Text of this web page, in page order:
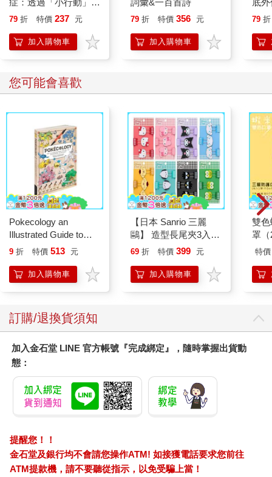
泰維說：「妳不能假設所有人的頭髮都會變油，就像我們都知道
妳的頭髮在夏天會變得很噁。」
索西走進來說道：「如果她有洗頭，就不會很油了。」她用手臂
摟住凱莉，拉近一聞。「阿妹，妳的頭聞起來好臭。我怎麼會養
「有其母必有其女。」泰維回話，被索西敲了一記頭。
「只因為我是媽媽的女兒，就假設我像她一樣，」凱莉質問，
泰維闔上書本，狠狠砸在凱莉的側身，凱莉將粗糙的指甲掐進泰
維的手臂，索西被迫出手制止她們兩人，並開始用高棉語大聲責
罵。母親緊緊抓住自己的手腕時，凱莉從眼角餘光中看到，那個
男人從窗前轉過身，直視著她們。正如她父親過去常說的，她們
三人都是性急又魯莽的人。男人的臉上似乎帶著不滿，這一刻，
她真希望自己是隱形人。
索西仍然抓著女兒們的手，將她們拉向廚房的擺動門。「快來幫
我給甜甜圈塗上糖料，」她命令道。「我受夠什麼都自己一個人
做了！」
「不能就這樣把他留在座位區。」凱莉咬緊牙關抗議。
索西看了一眼那位男人。「沒事，」她說，「他是高棉人。」
「我自己會走，不要拉我。」泰維掙脫了母親的束縛，但為時已
晚，她們已經置身廚房，被濃重的酵母味和烤箱裡燃燒的熱氣圍
索西、泰維和凱莉站在廚房中島周圍。一盤盤新鮮炸好的麵糰，
呈金黃酥脆、裸露，放置於糖料旁。索西拿起一個甜甜圈，浸入
糖料再舉到空中，白色的液體隨之滴下。
凱莉看著廚房的門。「要是他這段期間都沒盯著窗戶看，怎麼
「要同時做這兩件事，也不是不可能。」泰維回答，兩隻手各拿
起一個甜甜圈浸入糖料中。
「那也太可怕了吧。」凱莉說道，心中不禁綻放出一股興奮感。
凱莉嘆了口氣，認命地拿起甜甜圈幹活。
開大腦的行動開關，懶
的37個科學方法
79 折 特價 237 元
加入購物車
79 折 特價 356 元
加入購物車
79 折
您可能會喜歡
Pokecology an
Illustrated Guide to
Pokemon Ecology
Press)
9 折 特價 513 元
加入購物車
【日本 Sanrio 三麗
鷗】 造型長尾夾3入組
(8款可選) 凱蒂貓 Hello
企鵝
69 折 特價 399 元
加入購物車
雙
罩（
特價
訂購/退換貨須知
加入金石堂 LINE 官方帳號『完成綁定』，隨時掌握出貨動
態：
提醒您！！
金石堂及銀行均不會請您操作ATM! 如接獲電話要求您前往
ATM提款機，請不要聽從指示，以免受騙上當！